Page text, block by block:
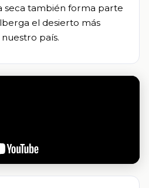
seca también forma parte
el desierto más
país.